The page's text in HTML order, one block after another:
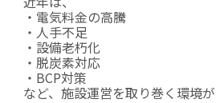
・電気料金の高騰
・人手不足
・設備老朽化
・脱炭素対応
・BCP対策
など、施設運営を取り巻く環境